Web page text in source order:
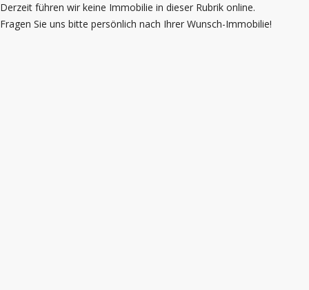
Derzeit führen wir keine Immobilie in dieser Rubrik online.
Fragen Sie uns bitte persönlich nach Ihrer Wunsch-Immobilie!